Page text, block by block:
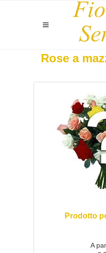
Rose a
Prodotto
A